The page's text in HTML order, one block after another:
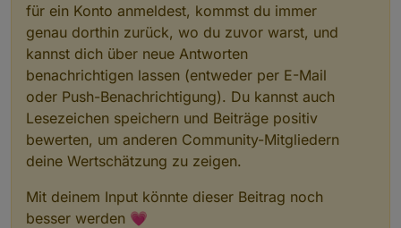
für ein Konto anmeldest, kommst du immer
genau dorthin zurück, wo du zuvor warst, und
kannst dich über neue Antworten
benachrichtigen lassen (entweder per E-Mail
oder Push-Benachrichtigung). Du kannst auch
Lesezeichen speichern und Beiträge positiv
bewerten, um anderen Community-Mitgliedern
deine Wertschätzung zu zeigen.
Mit deinem Input könnte dieser Beitrag noch
besser werden 💗